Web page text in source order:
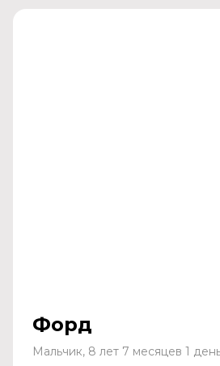
Форд
Мальчик, 8 лет 7 месяцев 1